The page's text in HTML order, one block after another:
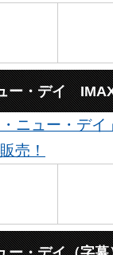
ー・デイ
ニュー・デ
売！